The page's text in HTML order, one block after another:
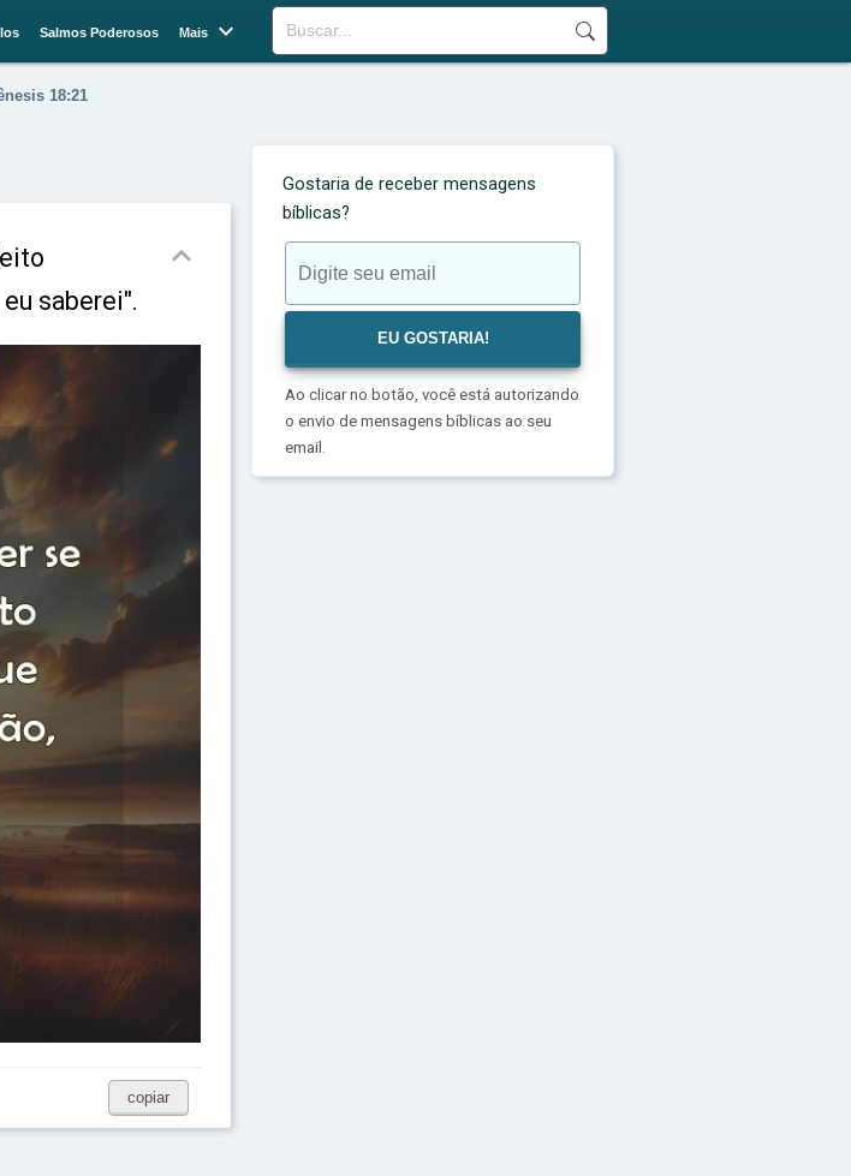
Salmos Poderosos Mais 
18:21
saberei".

copiar
Gostaria de receber mensagens
bíblicas?
Ao clicar no botão, você está autorizando
o envio de mensagens bíblicas ao seu
email.